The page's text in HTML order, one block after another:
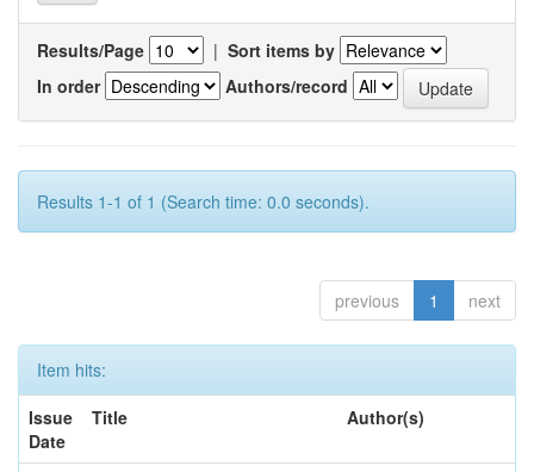
Results/Page | Sort items by
In order
Authors/record
Results 1-1 of 1 (Search time: 0.0 seconds).
previous 1 next
Item hits:
Issue
Date
Title Author(s)